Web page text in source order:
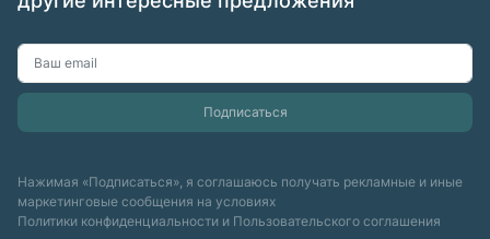
Нажимая «Подписаться», я соглашаюсь получать рекламные и иные
маркетинговые сообщения на условиях
Политики конфиденциальности и Пользовательского соглашения